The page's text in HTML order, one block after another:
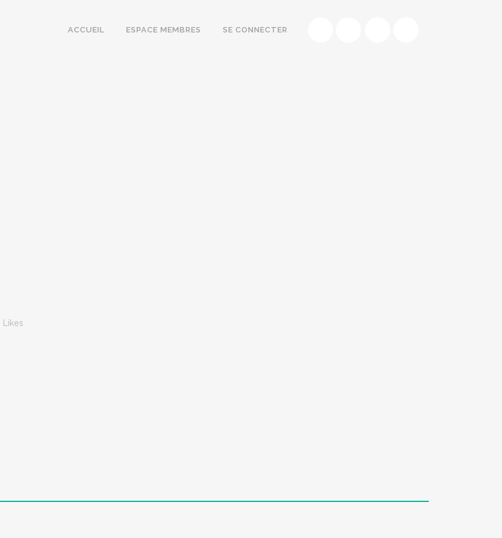
ACCUEIL ESPACE MEMBRES SE CONNECTER
Likes